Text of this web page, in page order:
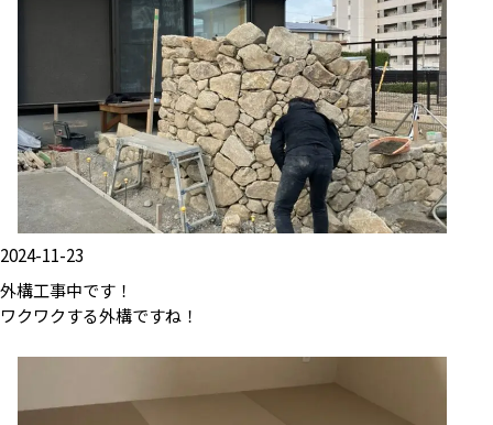
2024-11-23
外構工事中です！
ワクワクする外構ですね！